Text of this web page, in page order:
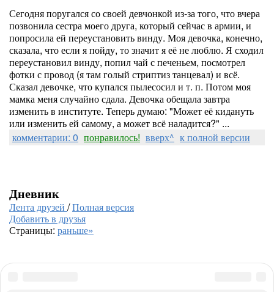
Сегодня поругался со своей девчонкой из-за того, что вчера
позвонила сестра моего друга, который сейчас в армии, и
попросила ей переустановить винду. Моя девочка, конечно,
сказала, что если я пойду, то значит я её не люблю. Я сходил
переустановил винду, попил чай с печеньем, посмотрел
фотки с провод (я там голый стриптиз танцевал) и всё.
Сказал девочке, что купался пылесосил и т. п. Потом моя
мамка меня случайно сдала. Девочка обещала завтра
изменить в институте. Теперь думаю: "Может её кидануть
или изменить ей самому, а может всё наладится?" ...
комментарии: 0 понравилось! вверх^ к полной версии
Дневник
Лента друзей /Полная версия
Добавить в друзья
Страницы: раньше»